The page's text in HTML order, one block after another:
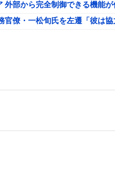
外部から完全制御できる機能
官僚・一松旬氏を左遷「彼は